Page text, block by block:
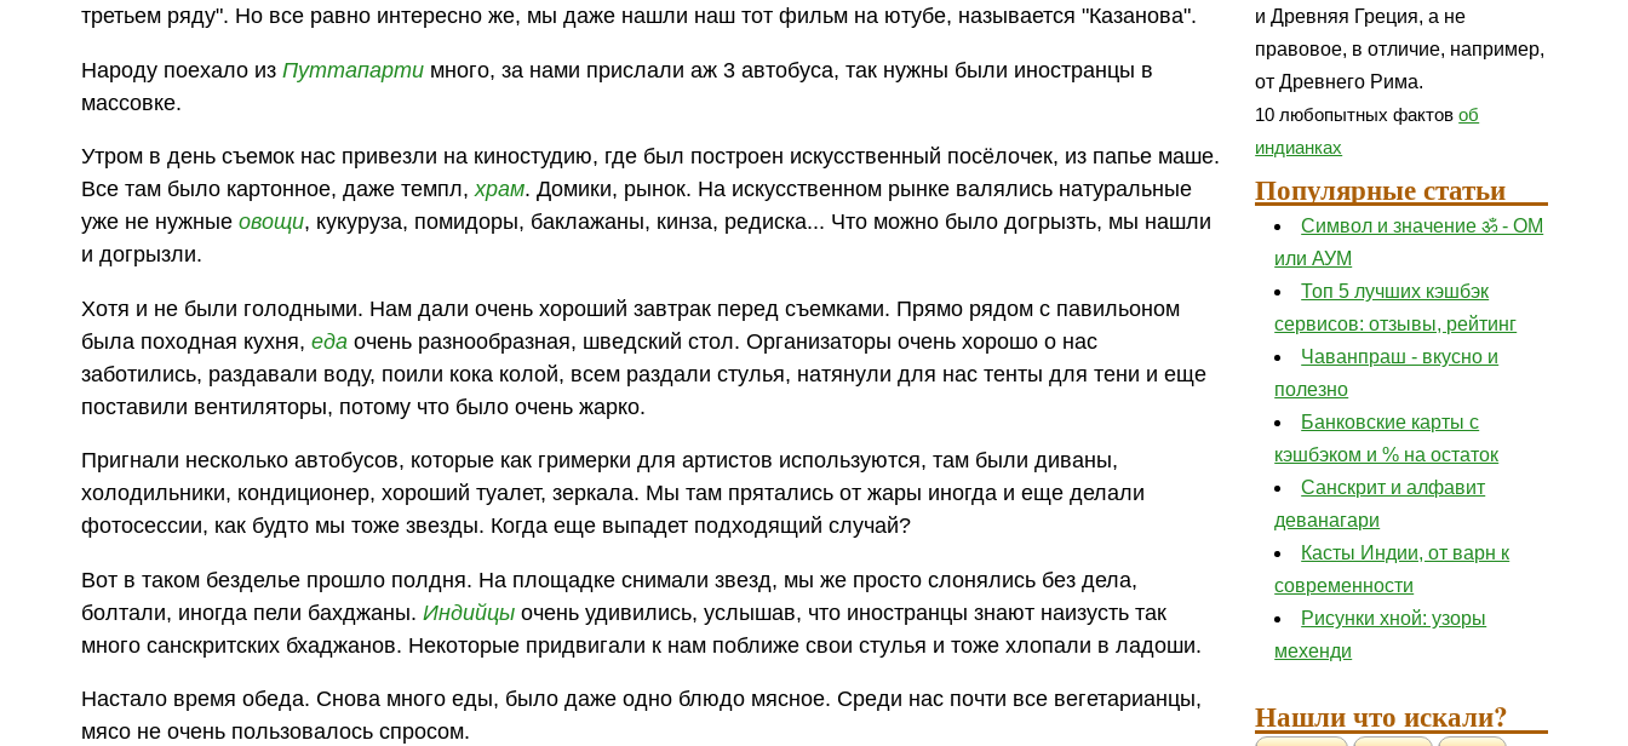
третьем ряду". Но все равно интересно же, мы даже нашли наш тот фильм на ютубе, называется "Казанова".
Народу поехало изПуттапарти много, за нами прислали аж 3 автобуса, так нужны были иностранцы в
массовке.
Утром в день съемок нас привезли на киностудию, где был построен искусственный посёлочек, из папье маше.
Все там было картонное, даже темпл,храм. Домики, рынок. На искусственном рынке валялись натуральные
уже не нужныеовощи, кукуруза, помидоры, баклажаны, кинза, редиска... Что можно было догрызть, мы нашли
и догрызли.
Хотя и не были голодными. Нам дали очень хороший завтрак перед съемками. Прямо рядом с павильоном
была походная кухня,еда очень разнообразная, шведский стол. Организаторы очень хорошо о нас
заботились, раздавали воду, поили кока колой, всем раздали стулья, натянули для нас тенты для тени и еще
поставили вентиляторы, потому что было очень жарко.
Пригнали несколько автобусов, которые как гримерки для артистов используются, там были диваны,
холодильники, кондиционер, хороший туалет, зеркала. Мы там прятались от жары иногда и еще делали
фотосессии, как будто мы тоже звезды. Когда еще выпадет подходящий случай?
Вот в таком безделье прошло полдня. На площадке снимали звезд, мы же просто слонялись без дела,
болтали, иногда пели бахджаны.Индийцы очень удивились, услышав, что иностранцы знают наизусть так
много санскритских бхаджанов. Некоторые придвигали к нам поближе свои стулья и тоже хлопали в ладоши.
Настало время обеда. Снова много еды, было даже одно блюдо мясное. Среди нас почти все вегетарианцы,
мясо не очень пользовалось спросом.
и Древняя Греция, а не
правовое, в отличие, например,
от Древнего Рима.
10 любопытных фактовоб
индианках
Популярные статьи
Символ и значение ॐ - ОМ
или АУМ
Топ 5 лучших кэшбэк
сервисов: отзывы, рейтинг
Чаванпраш - вкусно и
полезно
Банковские карты с
кэшбэком и % на остаток
Санскрит и алфавит
деванагари
Касты Индии, от варн к
современности
Рисунки хной: узоры
мехенди
Нашли что искали?